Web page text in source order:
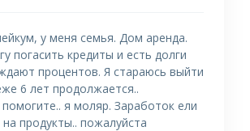
у меня семья. Дом аренда.
погасить кредиты и есть долги
процентов. Я стараюсь выйти
6 лет продолжается..
я моляр. Заработок ели
на продукты.. пожалуйста